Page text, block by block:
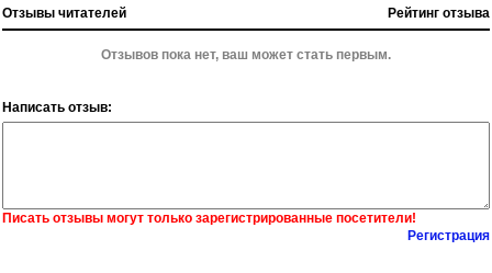
Отзывы читателей Рейтинг отзыва
Отзывов пока нет, ваш может стать первым.
Написать отзыв:
Писать отзывы могут только зарегистрированные посетители!
Регистрация